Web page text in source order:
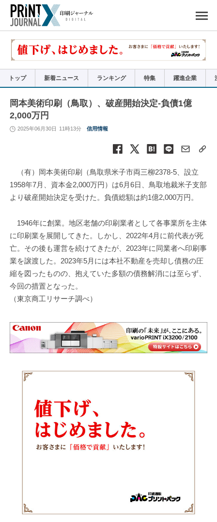
で
リ
トップ 新着ニュース ランキング 特集 躍進企業
岡本美術印刷（鳥取）、破産開始決定-負債1億
2,000万円
2025年06月30日 11時13分 信用情報
（有）岡本美術印刷（鳥取県米子市両三柳2378-5、設立
1958年7月、資本金2,000万円）は6月6日、鳥取地裁米子支部
より破産開始決定を受けた。負債総額は約1億2,000万円。
1946年に創業。地区老舗の印刷業者として各事業所を主体
に印刷業を展開してきた。しかし、2022年4月に前代表が死
亡。その後も運営を続けてきたが、2023年に同業者へ印刷事
業を譲渡した。2023年5月には本社不動産を売却し債務の圧
縮を図ったものの、抱えていた多額の債務解消には至らず、
今回の措置となった。
（東京商工リサーチ調べ）